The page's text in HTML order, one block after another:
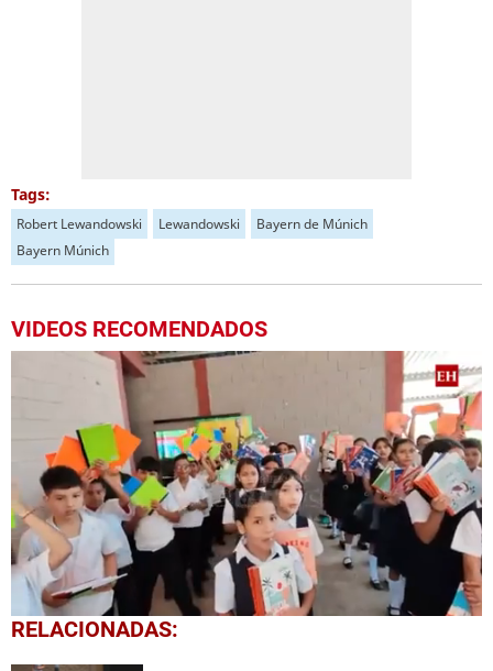
Tags:
Robert Lewandowski Lewandowski
Bayern de Múnich
Bayern Múnich
VIDEOS RECOMENDADOS
0
seconds
RELACIONADAS: